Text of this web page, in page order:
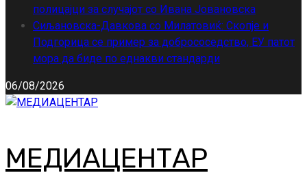
полицајци за случајот со Ивана Јовановска
Сиљановска-Давкова со Милатовиќ: Скопје и
Подгорица се пример за добрососедство, ЕУ патот
мора да биде по еднакви стандарди
06/08/2026
МЕДИАЦЕНТАР